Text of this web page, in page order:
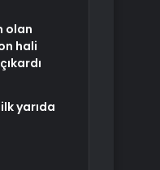
olan
hali
yarıda